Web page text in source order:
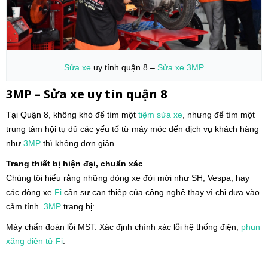
Sửa xe uy tính quận 8 – Sửa xe 3MP
3MP – Sửa xe uy tín quận 8
Tại Quận 8, không khó để tìm một tiệm sửa xe, nhưng để tìm một
trung tâm hội tụ đủ các yếu tố từ máy móc đến dịch vụ khách hàng
như 3MP thì không đơn giản.
Trang thiết bị hiện đại, chuẩn xác
Chúng tôi hiểu rằng những dòng xe đời mới như SH, Vespa, hay
các dòng xe Fi cần sự can thiệp của công nghệ thay vì chỉ dựa vào
cảm tính. 3MP trang bị:
Máy chẩn đoán lỗi MST: Xác định chính xác lỗi hệ thống điện, phun
xăng điện tử Fi.